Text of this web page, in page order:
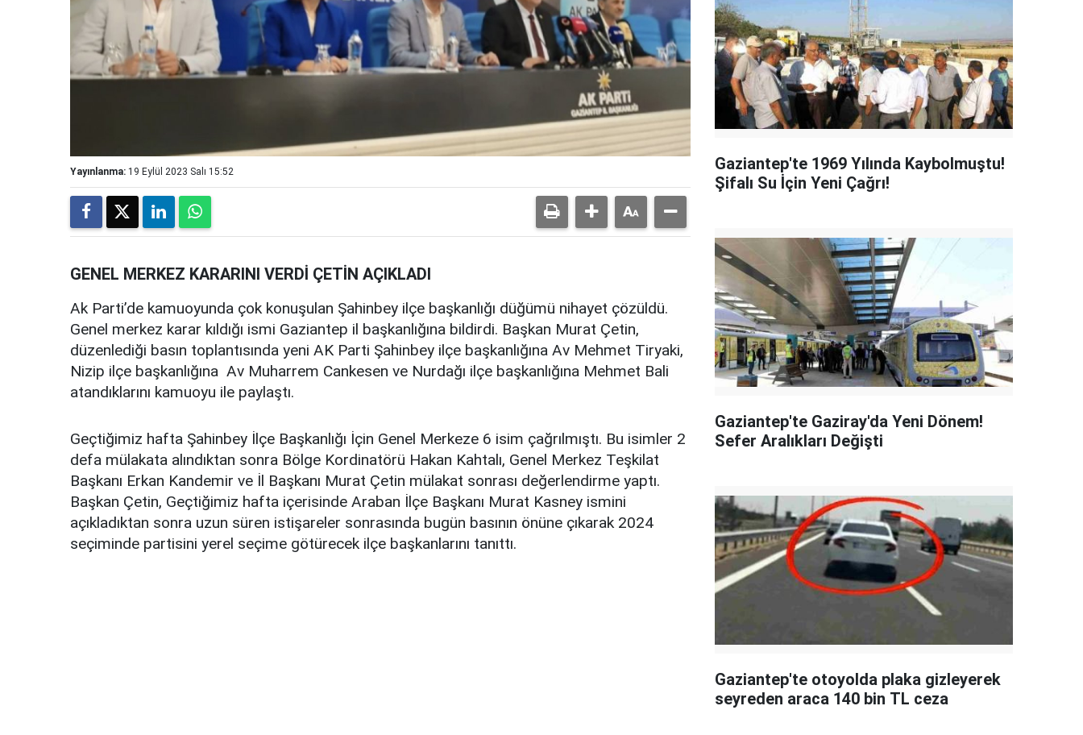
Yayınlanma: 19 Eylül 2023 Salı 15:52
GENEL MERKEZ KARARINI VERDİ ÇETİN AÇIKLADI
Ak Parti’de kamuoyunda çok konuşulan Şahinbey ilçe başkanlığı düğümü nihayet çözüldü.
Genel merkez karar kıldığı ismi Gaziantep il başkanlığına bildirdi. Başkan Murat Çetin,
düzenlediği basın toplantısında yeni AK Parti Şahinbey ilçe başkanlığına Av Mehmet Tiryaki,
Nizip ilçe başkanlığına Av Muharrem Cankesen ve Nurdağı ilçe başkanlığına Mehmet Bali
atandıklarını kamuoyu ile paylaştı.
Geçtiğimiz hafta Şahinbey İlçe Başkanlığı İçin Genel Merkeze 6 isim çağrılmıştı. Bu isimler 2
defa mülakata alındıktan sonra Bölge Kordinatörü Hakan Kahtalı, Genel Merkez Teşkilat
Başkanı Erkan Kandemir ve İl Başkanı Murat Çetin mülakat sonrası değerlendirme yaptı.
Başkan Çetin, Geçtiğimiz hafta içerisinde Araban İlçe Başkanı Murat Kasney ismini
açıkladıktan sonra uzun süren istişareler sonrasında bugün basının önüne çıkarak 2024
seçiminde partisini yerel seçime götürecek ilçe başkanlarını tanıttı.
Gaziantep'te 1969 Yılında Kaybolmuştu!
Şifalı Su İçin Yeni Çağrı!
Gaziantep'te Gaziray'da Yeni Dönem!
Sefer Aralıkları Değişti
Gaziantep'te otoyolda plaka gizleyerek
seyreden araca 140 bin TL ceza